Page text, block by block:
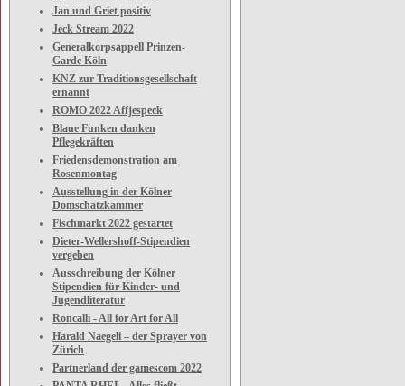
Jan und Griet positiv
Jeck Stream 2022
Generalkorpsappell Prinzen-
Garde Köln
KNZ zur Traditionsgesellschaft
ernannt
ROMO 2022 Affjespeck
Blaue Funken danken
Pflegekräften
Friedensdemonstration am
Rosenmontag
Ausstellung in der Kölner
Domschatzkammer
Fischmarkt 2022 gestartet
Dieter-Wellershoff-Stipendien
vergeben
Ausschreibung der Kölner
Stipendien für Kinder- und
Jugendliteratur
Roncalli - All for Art for All
Harald Naegeli – der Sprayer von
Zürich
Partnerland der gamescom 2022